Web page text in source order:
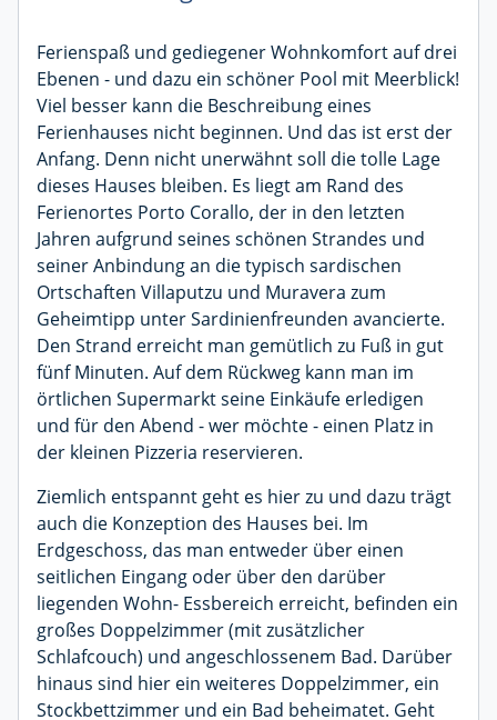
Ferienspaß und gediegener Wohnkomfort auf drei
Ebenen - und dazu ein schöner Pool mit Meerblick!
Viel besser kann die Beschreibung eines
Ferienhauses nicht beginnen. Und das ist erst der
Anfang. Denn nicht unerwähnt soll die tolle Lage
dieses Hauses bleiben. Es liegt am Rand des
Ferienortes Porto Corallo, der in den letzten
Jahren aufgrund seines schönen Strandes und
seiner Anbindung an die typisch sardischen
Ortschaften Villaputzu und Muravera zum
Geheimtipp unter Sardinienfreunden avancierte.
Den Strand erreicht man gemütlich zu Fuß in gut
fünf Minuten. Auf dem Rückweg kann man im
örtlichen Supermarkt seine Einkäufe erledigen
und für den Abend - wer möchte - einen Platz in
der kleinen Pizzeria reservieren.
Ziemlich entspannt geht es hier zu und dazu trägt
auch die Konzeption des Hauses bei. Im
Erdgeschoss, das man entweder über einen
seitlichen Eingang oder über den darüber
liegenden Wohn- Essbereich erreicht, befinden ein
großes Doppelzimmer (mit zusätzlicher
Schlafcouch) und angeschlossenem Bad. Darüber
hinaus sind hier ein weiteres Doppelzimmer, ein
Stockbettzimmer und ein Bad beheimatet. Geht